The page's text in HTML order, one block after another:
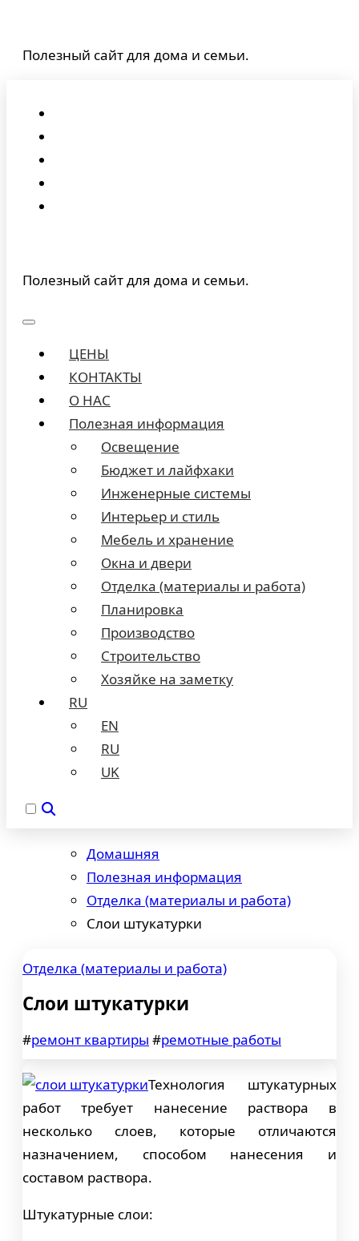
содержимому
Полезный сайт для дома и семьи.
Полезный сайт для дома и семьи.
ЦЕНЫ
КОНТАКТЫ
О НАС
Полезная информация
Освещение
Бюджет и лайфхаки
Инженерные системы
Интерьер и стиль
Мебель и хранение
Окна и двери
Отделка (материалы и работа)
Планировка
Производство
Строительство
Хозяйке на заметку
RU
EN
RU
UK
Домашняя
Полезная информация
Отделка (материалы и работа)
Слои штукатурки
Отделка (материалы и работа)
Слои штукатурки
#ремонт квартиры #ремотные работы
Технология штукатурных
работ требует нанесение раствора в
несколько слоев, которые отличаются
назначением, способом нанесения и
составом раствора.
Штукатурные слои: